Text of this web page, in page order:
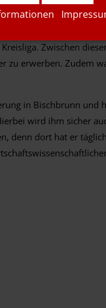
in der fünften
Zwischen
zu erwerben. Zudem
in Bischbrunn und
wird ihm sicher
denn dort hat er